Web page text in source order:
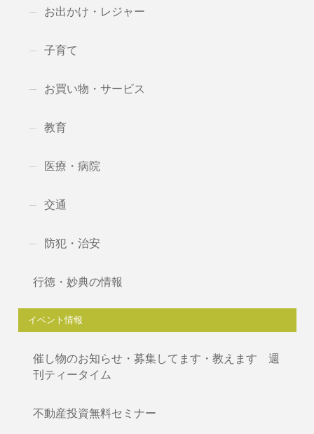
お出かけ・レジャー
子育て
お買い物・サービス
教育
医療・病院
交通
防犯・治安
行徳・妙典の情報
イベント情報
催し物のお知らせ・募集してます・教えます 週
刊ティータイム
不動産投資無料セミナー